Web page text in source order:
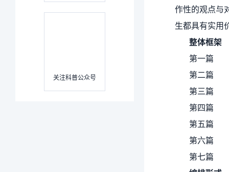
关注科普公众号
作性的观点与
生都具有实用
整体框架
第一篇
第二篇
第三篇
第四篇
第五篇
第六篇
第七篇